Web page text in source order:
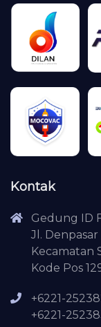
Kontak
Gedung ID
Jl. Denpasar
Kecamatan
Kode Pos
+6221-
+6221-